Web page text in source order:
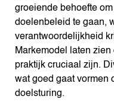
groeiende behoefte
doelenbeleid te gaan,
verantwoordelijkheid
Markemodel laten
praktijk cruciaal zijn.
wat goed gaat vormen
doelsturing.